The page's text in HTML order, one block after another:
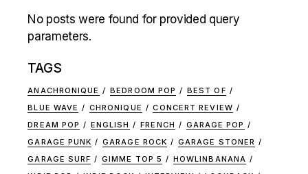
No posts were found for provided query
parameters.
TAGS
ANACHRONIQUE BEDROOM POP
BEST OF
BLUE WAVE
CHRONIQUE
CONCERT REVIEW
DREAM POP
ENGLISH FRENCH
GARAGE POP
GARAGE PUNK
GARAGE ROCK
GARAGE STONER
GARAGE SURF
GIMME TOP 5
HOWLINBANANA